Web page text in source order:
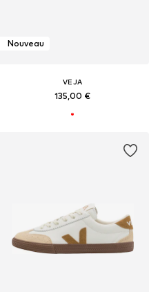
Nouveau
VEJA
135,00 €